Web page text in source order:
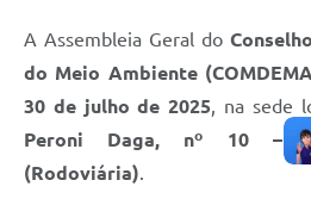
A Assembleia Geral do
do Meio Ambiente
30 de julho de 2025, na sede
Peroni Daga, nº 10 –
(Rodoviária).